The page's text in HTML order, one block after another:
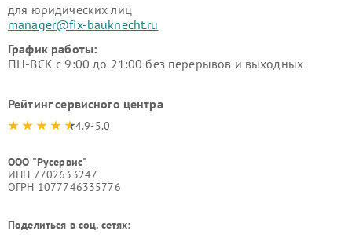
для юридических лиц
manager@fix-bauknecht.ru
График работы:
ПН-ВСК с 9:00 до 21:00 без перерывов и выходных
Рейтинг сервисного центра
4.9-5.0
ООО "Русервис"
ИНН 7702633247
ОГРН 1077746335776
Поделиться в соц. сетях: